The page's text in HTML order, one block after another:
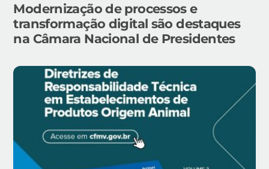
Modernização de processos e
transformação digital são destaques
na Câmara Nacional de Presidentes